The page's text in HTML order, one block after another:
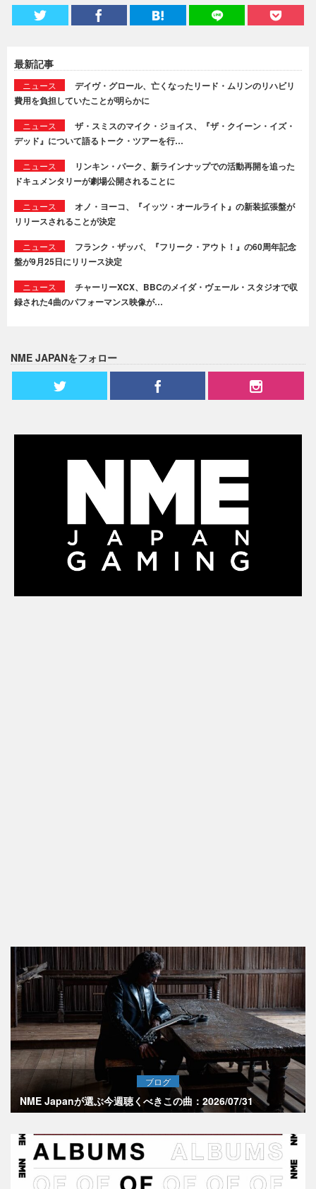
最新記事
ニュース
デイヴ・グロール、亡くなったリード・ムリンのリハビリ
費用を負担していたことが明らかに
ニュース
ザ・スミスのマイク・ジョイス、『ザ・クイーン・イズ・
デッド』について語るトーク・ツアーを行…
ニュース
リンキン・パーク、新ラインナップでの活動再開を追った
ドキュメンタリーが劇場公開されることに
ニュース
オノ・ヨーコ、『イッツ・オールライト』の新装拡張盤が
リリースされることが決定
ニュース
フランク・ザッパ、『フリーク・アウト！』の60周年記念
盤が9月25日にリリース決定
ニュース
チャーリーXCX、BBCのメイダ・ヴェール・スタジオで収
録された4曲のパフォーマンス映像が…
NME JAPANをフォロー
ブログ
NME Japanが選ぶ今週聴くべきこの曲：2026/07/31